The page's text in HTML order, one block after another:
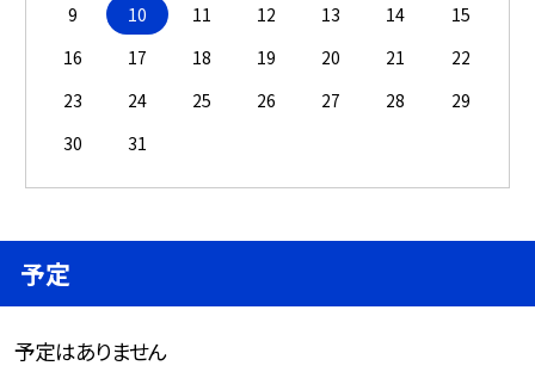
9
10 11 12 13 14
15
16
17 18 19 20 21
22
23
24 25 26 27 28
29
30
31
予定
予定はありません